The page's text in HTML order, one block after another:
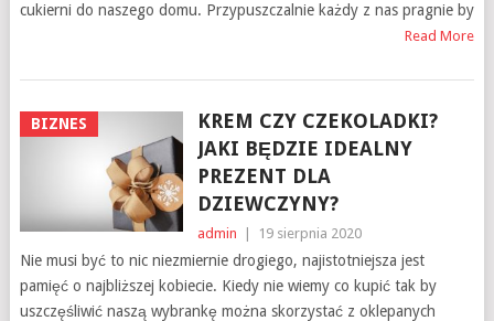
cukierni do naszego domu. Przypuszczalnie każdy z nas pragnie by
Read More
BIZNES
KREM CZY CZEKOLADKI?
JAKI BĘDZIE IDEALNY
PREZENT DLA
DZIEWCZYNY?
admin 19 sierpnia 2020
Nie musi być to nic niezmiernie drogiego, najistotniejsza jest
pamięć o najbliższej kobiecie. Kiedy nie wiemy co kupić tak by
uszczęśliwić naszą wybrankę można skorzystać z oklepanych